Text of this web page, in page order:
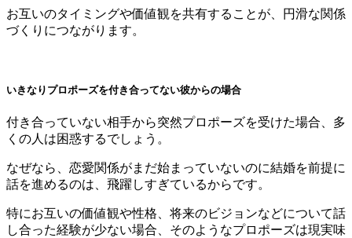
お互いのタイミングや価値観を共有することが、円滑な関係
づくりにつながります。
いきなりプロポーズを付き合ってない彼からの場合
付き合っていない相手から突然プロポーズを受けた場合、多
くの人は困惑するでしょう。
なぜなら、恋愛関係がまだ始まっていないのに結婚を前提に
話を進めるのは、飛躍しすぎているからです。
特にお互いの価値観や性格、将来のビジョンなどについて話
し合った経験が少ない場合、そのようなプロポーズは現実味